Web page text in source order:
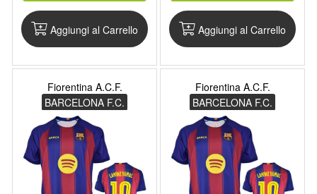
Aggiungi al Carrello Aggiungi al Carrello
Fiorentina A.C.F.
BARCELONA F.C.
Fiorentina A.C.F.
BARCELONA F.C.